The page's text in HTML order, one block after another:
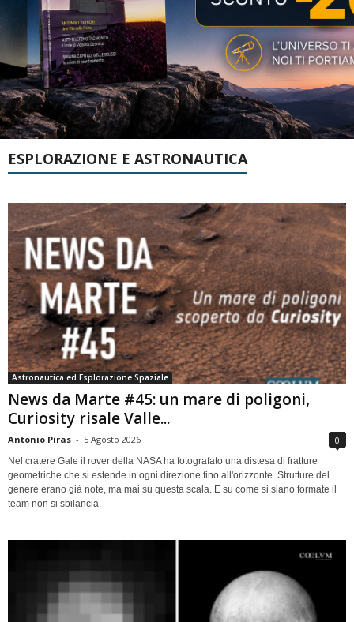
ESPLORAZIONE E ASTRONAUTICA
Astronautica ed Esplorazione Spaziale
News da Marte #45: un mare di poligoni,
Curiosity risale Valle...
Antonio Piras - 5 Agosto 2026 0
Nel cratere Gale il rover della NASA ha fotografato una distesa di fratture
geometriche che si estende in ogni direzione fino all'orizzonte. Strutture del
genere erano già note, ma mai su questa scala. E su come si siano formate il
team non si sbilancia.